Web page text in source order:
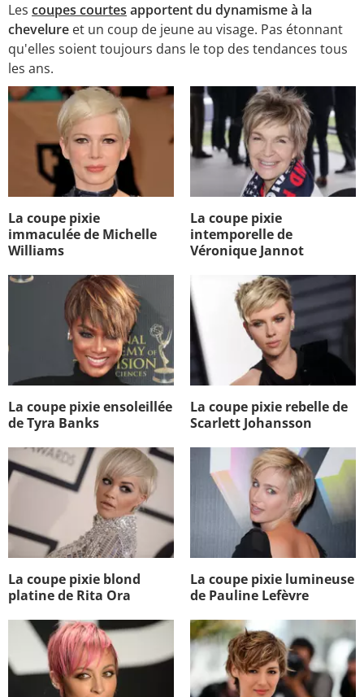
Les coupes courtes apportent du dynamisme à la
chevelure et un coup de jeune au visage. Pas étonnant
qu'elles soient toujours dans le top des tendances tous
les ans.
La coupe pixie
immaculée de Michelle
Williams
La coupe pixie
intemporelle de
Véronique Jannot
La coupe pixie ensoleillée
de Tyra Banks
La coupe pixie rebelle de
Scarlett Johansson
La coupe pixie blond
platine de Rita Ora
La coupe pixie lumineuse
de Pauline Lefèvre